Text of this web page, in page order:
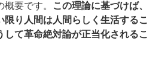
要です。
この理論に基づけば、
限り人間は人間らしく生活するこ
して革命絶対論が正当化されるこ